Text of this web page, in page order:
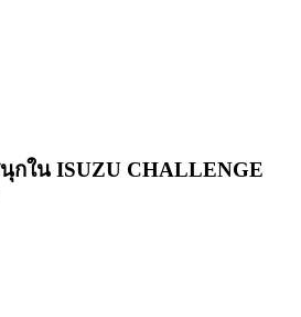
ใน ISUZU CHALLENGE